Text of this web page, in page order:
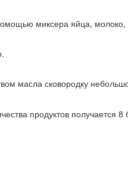
миксера яйца,
масла сковородку
продуктов получается 8